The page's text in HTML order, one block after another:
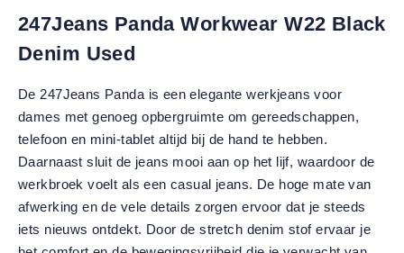
247Jeans Panda Workwear W22 Black
Denim Used
De 247Jeans Panda is een elegante werkjeans voor
dames met genoeg opbergruimte om gereedschappen,
telefoon en mini-tablet altijd bij de hand te hebben.
Daarnaast sluit de jeans mooi aan op het lijf, waardoor de
werkbroek voelt als een casual jeans. De hoge mate van
afwerking en de vele details zorgen ervoor dat je steeds
iets nieuws ontdekt. Door de stretch denim stof ervaar je